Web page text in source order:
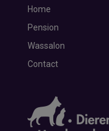
Home
Pension
Wassalon
Contact